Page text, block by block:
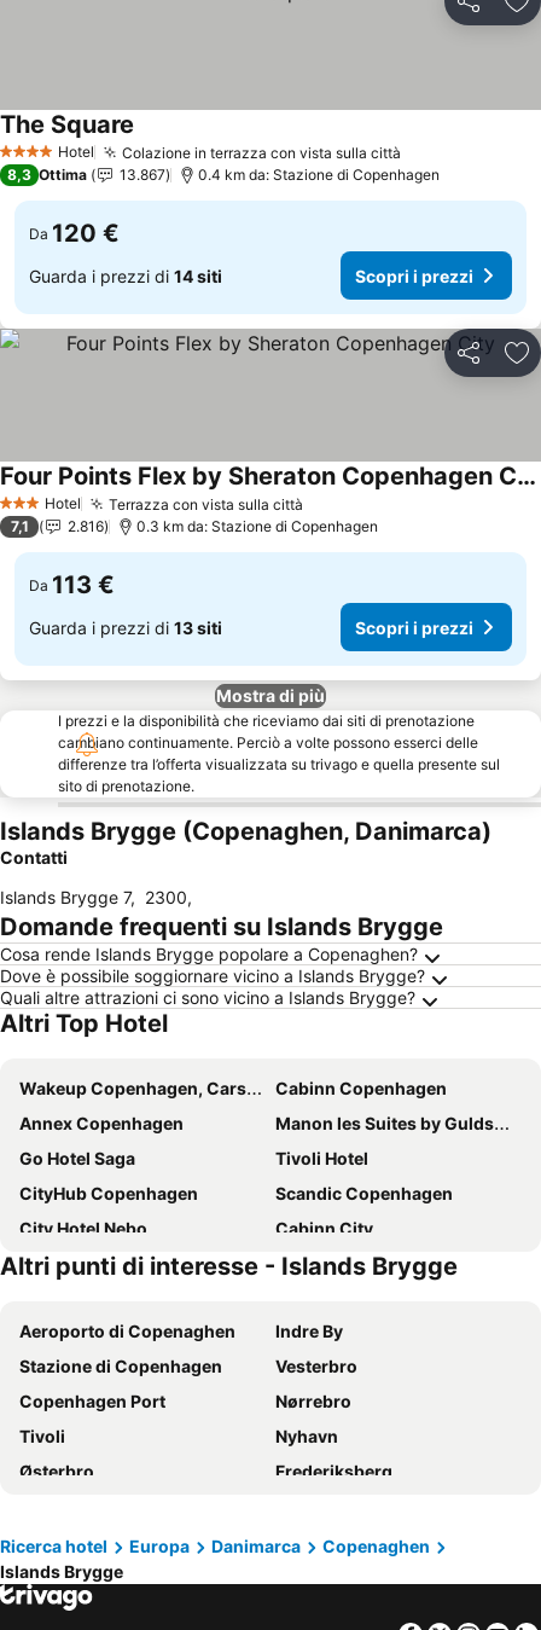
Condividi
4 Stelle Hotel Colazione in terrazza con vista sulla città
The Square
8,3 Ottima 13.867 0.4 km da: Stazione di Copenhagen
Da 120 €
Guarda i prezzi di 14 siti Scopri i prezzi
Condividi
3 StelleHotel Terrazza con vista sulla città
Four Points Flex by Sheraton Copenhagen City
7,1 2.816 0.3 km da: Stazione di Copenhagen
Da 113 €
Guarda i prezzi di 13 siti Scopri i prezzi
Mostra di più
I prezzi e la disponibilità che riceviamo dai siti di prenotazione
cambiano continuamente. Perciò a volte possono esserci delle
differenze tra l’offerta visualizzata su trivago e quella presente sul
sito di prenotazione.
Islands Brygge (Copenaghen, Danimarca)
Contatti
Islands Brygge 7, 2300,
Domande frequenti su Islands Brygge
Cosa rende Islands Brygge popolare a Copenaghen?
Dove è possibile soggiornare vicino a Islands Brygge?
Quali altre attrazioni ci sono vicino a Islands Brygge?
Altri Top Hotel
Wakeup Copenhagen, Carsten Niebuhrs Gade
Cabinn Copenhagen
Annex Copenhagen
Manon les Suites by Guldsmeden Hotels
Go Hotel Saga
Tivoli Hotel
CityHub Copenhagen
Scandic Copenhagen
City Hotel Nebo
Cabinn City
AC Hotel Bella Sky Copenhagen
Wakeup Copenhagen Borgergade
Wakeup Copenhagen - Bernstorffsgade
Absalon Hotel
Copenhagen Go Hotel
Copenhagen Island
Scandic Sydhavnen
Scandic Spectrum
Cabinn Scandinavia
a&o København Nørrebro
NH Collection Copenhagen
a&o København Sydhavn
Scandic Falkoner
Scandic Palace Hotel
Scandic Sluseholmen
Savoy Hotel
Altri punti di interesse - Islands Brygge
Aeroporto di Copenaghen
Indre By
Stazione di Copenhagen
Vesterbro
Copenhagen Port
Nørrebro
Tivoli
Nyhavn
Østerbro
Frederiksberg
Parken Stadium
Ballerup Centret
Christiania
Christianshavn
Ricerca hotel Europa Danimarca
Copenaghen
Islands Brygge